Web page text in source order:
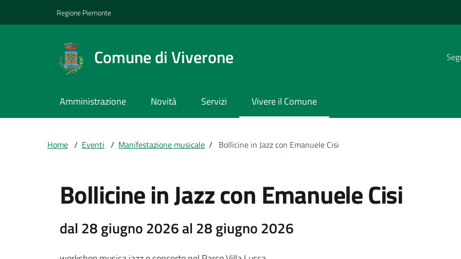
Regione Piemonte
Comune di Viverone
Amministrazione Novità Servizi Vivere il Comune
Home / Eventi / Manifestazione musicale / Bollicine in Jazz con Emanuele Cisi
Bollicine in Jazz con Emanuele Cisi
dal 28 giugno 2026 al 28 giugno 2026